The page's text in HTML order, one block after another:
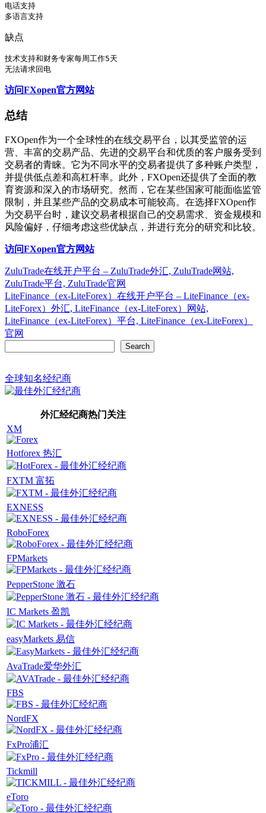
电话支持
多语言支持
缺点
技术支持和财务专家每周工作5天
无法请求回电
访问FXopen官方网站
总结
FXOpen作为一个全球性的在线交易平台，以其受监管的运
营、丰富的交易产品、先进的交易平台和优质的客户服务受到
交易者的青睐。它为不同水平的交易者提供了多种账户类型，
并提供低点差和高杠杆率。此外，FXOpen还提供了全面的教
育资源和深入的市场研究。然而，它在某些国家可能面临监管
限制，并且某些产品的交易成本可能较高。在选择FXOpen作
为交易平台时，建议交易者根据自己的交易需求、资金规模和
风险偏好，仔细考虑这些优缺点，并进行充分的研究和比较。
访问FXopen官方网站
Post
navigation
ZuluTrade在线开户平台 – ZuluTrade外汇, ZuluTrade网站,
ZuluTrade平台, ZuluTrade官网
LiteFinance（ex-LiteForex）在线开户平台 – LiteFinance（ex-
LiteForex）外汇, LiteFinance（ex-LiteForex）网站,
LiteFinance（ex-LiteForex）平台, LiteFinance（ex-LiteForex）
官网
Search
全球知名经纪商
外汇经纪商热门关注
XM
Hotforex 热汇
FXTM 富拓
EXNESS
RoboForex
FPMarkets
PepperStone 激石
IC Markets 盈凯
easyMarkets 易信
AvaTrade爱华外汇
FBS
NordFX
FxPro浦汇
Tickmill
eToro